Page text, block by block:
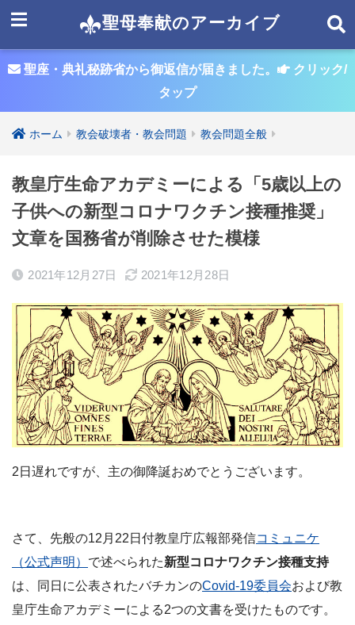
聖母奉献のアーカイブ
聖座・典礼秘跡省から御返信が届きました。
クリック/
タップ
ホーム 教会破壊者・教会問題 教会問題全般
教皇庁生命アカデミーによる「5歳以上の
子供への新型コロナワクチン接種推奨」
文章を国務省が削除させた模様
2021年12月27日 2021年12月28日
2日遅れですが、主の御降誕おめでとうございます。
さて、先般の12月22日付教皇庁広報部発信コミュニケ
（公式声明） で述べられた新型コロナワクチン接種支持
は、同日に公表されたバチカンのCovid-19委員会および教
皇庁生命アカデミーによる2つの文書を受けたものです。